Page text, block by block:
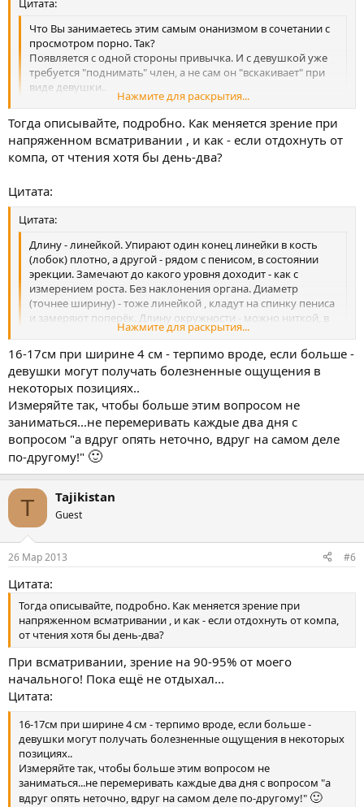
Что Вы занимаетесь этим самым онанизмом в сочетании с
просмотром порно. Так?
Появляется с одной стороны привычка. И с девушкой уже
требуется "поднимать" член, а не сам он "вскакивает" при
виде девушки..
С другой стороны - всматриваться в экран - может быть и
влияет на зрение...
Тут надо больше информации, как описания более
точного, так и степени нарушения зрения. По-разному
бывает ,короче.
Нажмите для раскрытия...
Что правда - то правда!
Нажмите для раскрытия...
Тогда описывайте, подробно. Как меняется зрение при
напряженном всматривании , и как - если отдохнуть от
компа, от чтения хотя бы день-два?
Цитата:
Цитата:
Длину - линейкой. Упирают один конец линейки в кость
(лобок) плотно, а другой - рядом с пенисом, в состоянии
эрекции. Замечают до какого уровня доходит - как с
измерением роста. Без наклонения органа. Диаметр
(точнее ширину) - тоже линейкой , кладут на спинку пениса
и замеряют поперёк. Длину окружности - можно ниткой, в
самом широком месте, примерно в нижней трети обычно -
обхватывают без натяжения ей и замеряют на той же
линейке. Разумеется всё это - только на эрегированном
пенисе! В спокойном состоянии - его размеры не волнуют,
да и отличаться они могут в несколько раз.
Нажмите для раскрытия...
Если упирать в лобок то до 16 доходит.. мне кажется и до 17
дойдет, если до конца встанет)) 16,5 на ~4 - это хорошо? До
какого возраста еще расти будет?
Нажмите для раскрытия...
16-17см при ширине 4 см - терпимо вроде, если больше -
девушки могут получать болезненные ощущения в
некоторых позициях..
Измеряйте так, чтобы больше этим вопросом не
заниматься...не перемеривать каждые два дня с
вопросом "а вдруг опять неточно, вдруг на самом деле
по-другому!" 🙂
T Tajikistan
Guest
26 Мар 2013 #6
Цитата:
Тогда описывайте, подробно. Как меняется зрение при
напряженном всматривании , и как - если отдохнуть от компа,
от чтения хотя бы день-два?
При всматривании, зрение на 90-95% от моего
начального! Пока ещё не отдыхал...
Цитата:
16-17см при ширине 4 см - терпимо вроде, если больше -
девушки могут получать болезненные ощущения в некоторых
позициях..
Измеряйте так, чтобы больше этим вопросом не
заниматься...не перемеривать каждые два дня с вопросом "а
вдруг опять неточно, вдруг на самом деле по-другому!" 🙂